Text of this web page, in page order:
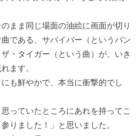
まま同じ場面の油絵に画面が切り
である、サバイバー（というバン
・タイガー（という曲）が、いき
ます。
も鮮やかで、本当に衝撃的でし
っていたところにあれを持ってこ
りました！」と思いました。